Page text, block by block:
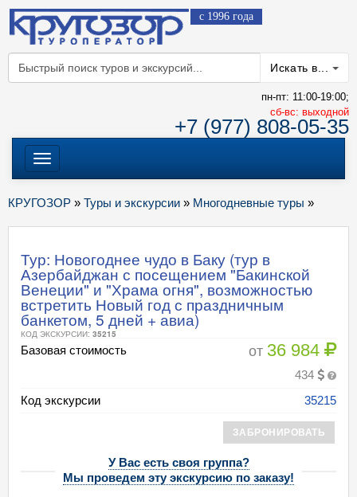
с 1996 года
Искать в...
пн-пт: 11:00-19:00;
cб-вс: выходной
+7 (977) 808-05-35
Меню
КРУГОЗОР » Туры и экскурсии » Многодневные туры »
Тур: Новогоднее чудо в Баку (тур в
Азербайджан с посещением "Бакинской
Венеции" и "Храма огня", возможностью
встретить Новый год с праздничным
банкетом, 5 дней + авиа)
КОД ЭКСКУРСИИ: 35215
Базовая стоимость от 36 984
434
Код экскурсии
35215
ЗАБРОНИРОВАТЬ
У Вас есть своя группа?
Мы проведем эту экскурсию по заказу!